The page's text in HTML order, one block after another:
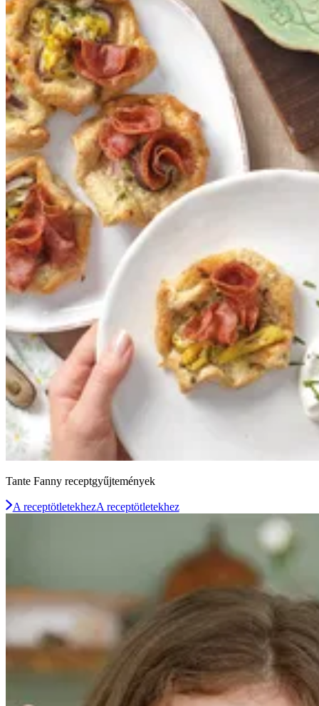
Tante Fanny receptgyűjtemények
A receptötletekhezA receptötletekhez